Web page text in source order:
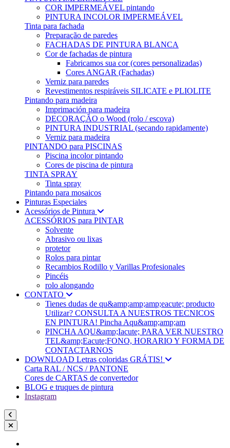
COR IMPERMEÁVEL pintando
PINTURA INCOLOR IMPERMEÁVEL
Tinta para fachada
Preparação de paredes
FACHADAS DE PINTURA BLANCA
Cor de fachadas de pintura
Fabricamos sua cor (cores personalizadas)
Cores ANGAR (Fachadas)
Verniz para paredes
Revestimentos respiráveis ​​SILICATE e PLIOLITE
Pintando para madeira
Imprimación para madeira
DECORAÇÃO o Wood (rolo / escova)
PINTURA INDUSTRIAL (secando rapidamente)
Verniz para madeira
PINTANDO para PISCINAS
Piscina incolor pintando
Cores de piscina de pintura
TINTA SPRAY
Tinta spray
Pintando para mosaicos
Pinturas Especiales
Acessórios de Pintura
ACESSÓRIOS para PINTAR
Solvente
Abrasivo ou lixas
protetor
Rolos para pintar
Recambios Rodillo y Varillas Profesionales
Pincéis
rolo alongando
CONTATO
Tienes dudas de qu&amp;amp;amp;eacute; producto
Utilizar? CONSULTA A NUESTROS TECNICOS
EN PINTURA! Pincha Aqu&amp;amp;am
PINCHA AQU&amp;Iacute; PARA VER NUESTRO
TEL&amp;Eacute;FONO, HORARIO Y FORMA DE
CONTACTARNOS
DOWNLOAD Letras coloridas GRÁTIS!
Carta RAL / NCS / PANTONE
Cores de CARTAS de convertedor
BLOG e truques de pintura
Instagram